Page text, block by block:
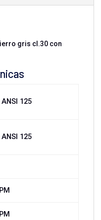
gris cl.30 con
125
125